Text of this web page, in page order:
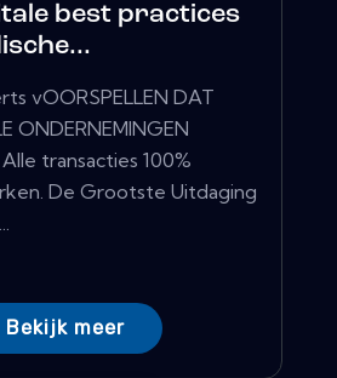
best practices
vOORSPELLEN DAT
ONDERNEMINGEN
transacties 100%
De Grootste Uitdaging
Bekijk meer